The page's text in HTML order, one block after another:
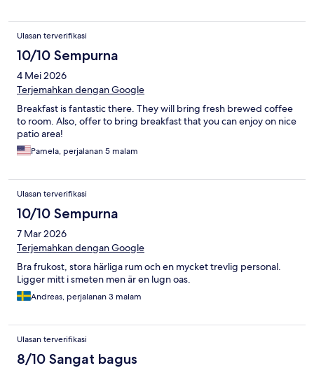
Ulasan terverifikasi
10/10 Sempurna
4 Mei 2026
Terjemahkan dengan Google
Breakfast is fantastic there. They will bring fresh brewed coffee
to room. Also, offer to bring breakfast that you can enjoy on nice
patio area!
Pamela, perjalanan 5 malam
Ulasan terverifikasi
10/10 Sempurna
7 Mar 2026
Terjemahkan dengan Google
Bra frukost, stora härliga rum och en mycket trevlig personal.
Ligger mitt i smeten men är en lugn oas.
Andreas, perjalanan 3 malam
Ulasan terverifikasi
8/10 Sangat bagus